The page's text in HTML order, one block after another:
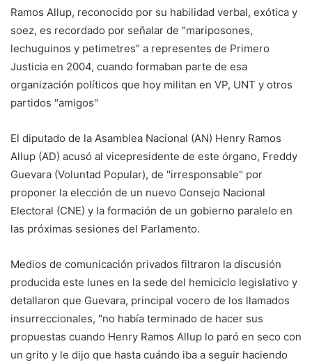
Ramos Allup, reconocido por su habilidad verbal, exótica y
soez, es recordado por señalar de "mariposones,
lechuguinos y petimetres" a representes de Primero
Justicia en 2004, cuando formaban parte de esa
organización políticos que hoy militan en VP, UNT y otros
partidos "amigos"
El diputado de la Asamblea Nacional (AN) Henry Ramos
Allup (AD) acusó al vicepresidente de este órgano, Freddy
Guevara (Voluntad Popular), de "irresponsable" por
proponer la elección de un nuevo Consejo Nacional
Electoral (CNE) y la formación de un gobierno paralelo en
las próximas sesiones del Parlamento.
Medios de comunicación privados filtraron la discusión
producida este lunes en la sede del hemiciclo legislativo y
detallaron que Guevara, principal vocero de los llamados
insurreccionales, "no había terminado de hacer sus
propuestas cuando Henry Ramos Allup lo paró en seco con
un grito y le dijo que hasta cuándo iba a seguir haciendo